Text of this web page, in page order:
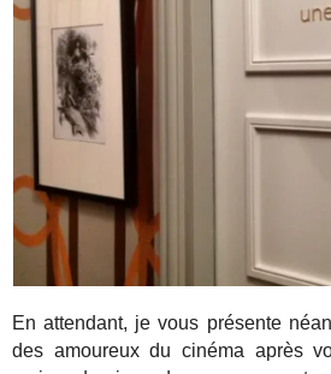
En attendant, je vous présente
des amoureux du cinéma après